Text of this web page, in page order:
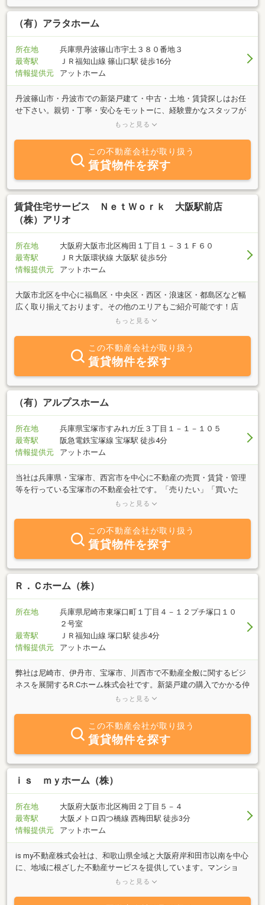
（有）アラタホーム
所在地
兵庫県丹波篠山市宇土３８０番地３
最寄駅
ＪＲ福知山線 篠山口駅 徒歩16分
情報提供元
アットホーム
丹波篠山市・丹波市での新築戸建て・中古・土地・賃貸探しはお任
せ下さい。親切・丁寧・安心をモットーに、経験豊かなスタッフが
豊富な物件情報を取り揃えて、お客様のご来店をお待ちしておりま
く誠意をもって対応させていただきますので、お気軽に何でもご相
もっと見る
この不動産会社が取り扱う
賃貸物件を探す
賃貸住宅サービス ＮｅｔＷｏｒｋ 大阪駅前店
（株）アリオ
所在地
大阪府大阪市北区梅田１丁目１－３１Ｆ６０
最寄駅
ＪＲ大阪環状線 大阪駅 徒歩5分
情報提供元
アットホーム
大阪市北区を中心に福島区・中央区・西区・浪速区・都島区など幅
広く取り揃えております。その他のエリアもご紹介可能です！店
舗・事務所のお探しは賃貸住宅サービスFC大阪駅前店へ！仲介だけ
もっと見る
この不動産会社が取り扱う
賃貸物件を探す
（有）アルプスホーム
所在地
兵庫県宝塚市すみれガ丘３丁目１－１－１０５
最寄駅
阪急電鉄宝塚線 宝塚駅 徒歩4分
情報提供元
アットホーム
当社は兵庫県・宝塚市、西宮市を中心に不動産の売買・賃貸・管理
等を行っている宝塚市の不動産会社です。「売りたい」「買いた
い」「借りたい」御希望の方、不動産に関する質問は何でも気軽に
たスピーディーな対応を心がけております。宝塚市の不動産、西宮
市の不動産情報は、宝塚市の不動産会社・アルプスホームにお任せ
もっと見る
この不動産会社が取り扱う
賃貸物件を探す
Ｒ．Ｃホーム（株）
所在地
兵庫県尼崎市東塚口町１丁目４－１２プチ塚口１０
２号室
最寄駅
ＪＲ福知山線 塚口駅 徒歩4分
情報提供元
アットホーム
弊社は尼崎市、伊丹市、宝塚市、川西市で不動産全般に関するビジ
ネスを展開するR.Cホーム株式会社です。新築戸建の購入でかかる仲
介手数料を当社では無料でお取引き可能な物件を多数取り扱ってお
要で買取させて頂きます。この物件はどうかなと思った際は一度ご
もっと見る
この不動産会社が取り扱う
賃貸物件を探す
ｉｓ ｍｙホーム（株）
所在地
大阪府大阪市北区梅田２丁目５－４
最寄駅
大阪メトロ四つ橋線 西梅田駅 徒歩3分
情報提供元
アットホーム
is my不動産株式会社は、和歌山県全域と大阪府岸和田市以南を中心
に、地域に根ざした不動産サービスを提供しています。マンショ
ン・戸建て・土地・アパート・倉庫・事業用物件まで、幅広いライ
寄り添いながら、最適な物件をご提案いたします。現地案内や周辺
もっと見る